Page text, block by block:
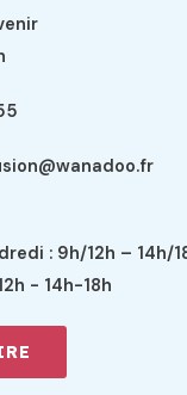
: 9h/12h – 14h/
- 14h-18h